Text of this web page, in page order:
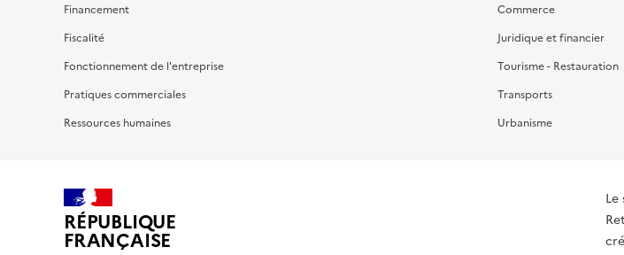
Financement
Fiscalité
Fonctionnement de l'entreprise
Pratiques commerciales
Ressources humaines
Commerce
Juridique et financier
Tourisme - Restauration
Transports
Urbanisme
RÉPUBLIQUE
FRANÇAISE